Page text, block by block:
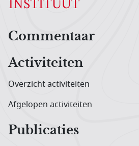
Hoofdnavigatiemenu
Commentaar
Activiteiten
Overzicht activiteiten
Afgelopen activiteiten
Publicaties